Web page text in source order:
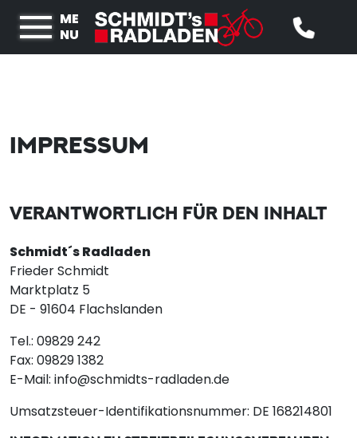
ME
NU
IMPRESSUM
VERANTWORTLICH FÜR DEN INHALT
Schmidt´s Radladen
Frieder Schmidt
Marktplatz 5
DE - 91604 Flachslanden
Tel.: 09829 242
Fax: 09829 1382
E-Mail: info@schmidts-radladen.de
Umsatzsteuer-Identifikationsnummer: DE 168214801